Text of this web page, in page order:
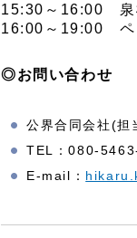
15:30～16:00 泉
16:00～19:00 ペ
◎お問い合わせ
公界合同会社(担
TEL：080-
E-mail：